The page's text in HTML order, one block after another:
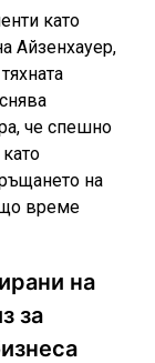
като
Айзенхауер,
че спешно
на
време
на
за